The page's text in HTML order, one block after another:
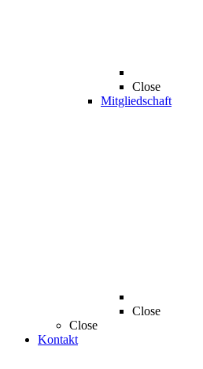
Close
Mitgliedschaft
Close
Close
Kontakt